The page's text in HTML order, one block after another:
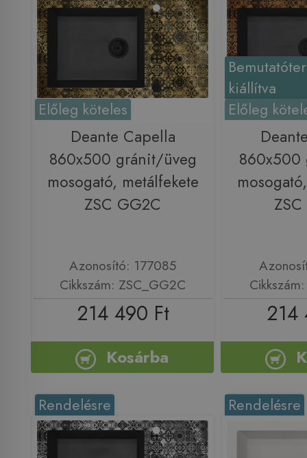
Előleg köteles
Deante Capella
860x500 gránit/üveg
mosogató, metálfekete
ZSC GG2C
Azonosító: 177085
Cikkszám: ZSC_GG2C
214 490 Ft
Kosárba
kiállítva
Előleg
214
Rendelésre Rendelésre